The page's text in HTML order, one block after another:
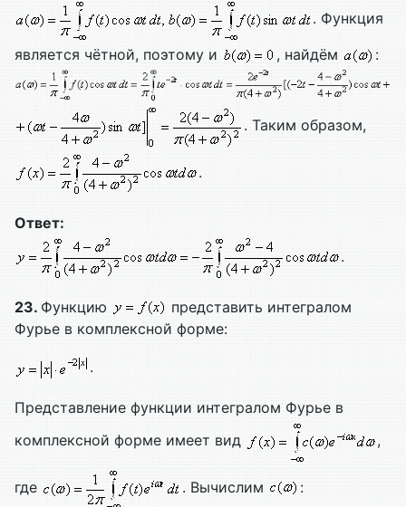
. Функция
является чётной, поэтому и
, найдём :
. Таким образом,
.
Ответ:
.
23. Функцию
представить интегралом
Фурье в комплексной форме:
.
Представление функции интегралом Фурье в
комплексной форме имеет вид
,
где . Вычислим :